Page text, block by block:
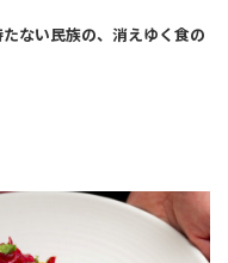
ない民族の、消えゆく食の